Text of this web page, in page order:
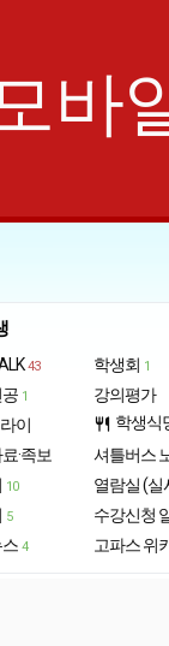
바
43
1
이
·족보
10
5
4
학생회 1
강의평가
restaurant 학생식
셔틀버스
열람실 (실
수강신청
고파스 위